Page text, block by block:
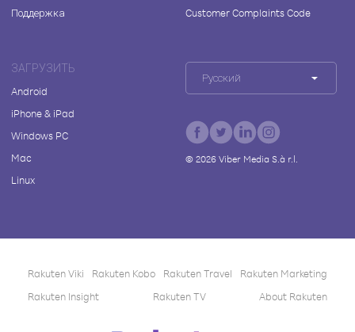
Поддержка
Customer Complaints Code
ЗАГРУЗИТЬ
Android
iPhone & iPad
Windows PC
Mac
Linux
Русский
© 2026Viber Media S.à r.l.
Rakuten Viki Rakuten Kobo Rakuten Travel
Rakuten Marketing
Rakuten Insight
Rakuten TV About Rakuten